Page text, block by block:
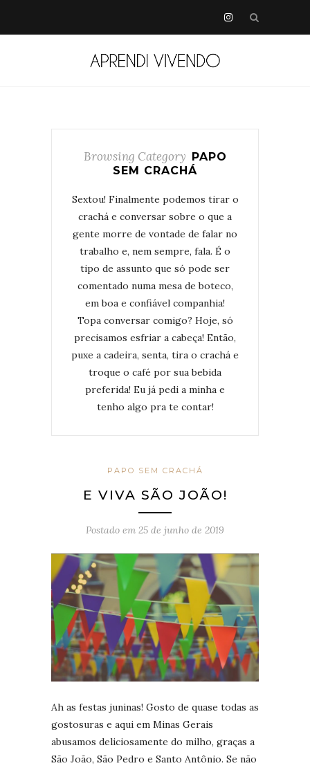
Browsing Category PAPO
SEM CRACHÁ
Sextou! Finalmente podemos tirar o
crachá e conversar sobre o que a
gente morre de vontade de falar no
trabalho e, nem sempre, fala. É o
tipo de assunto que só pode ser
comentado numa mesa de boteco,
em boa e confiável companhia!
Topa conversar comigo? Hoje, só
precisamos esfriar a cabeça! Então,
puxe a cadeira, senta, tira o crachá e
troque o café por sua bebida
preferida! Eu já pedi a minha e
tenho algo pra te contar!
PAPO SEM CRACHÁ
E VIVA SÃO JOÃO!
Postado em 25 de junho de 2019
Ah as festas juninas! Gosto de quase todas as
gostosuras e aqui em Minas Gerais
abusamos deliciosamente do milho, graças a
São João, São Pedro e Santo Antônio. Se não